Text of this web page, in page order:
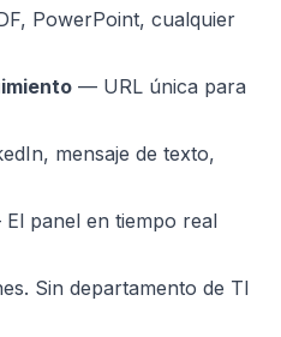
PowerPoint, cualquier
— URL única para
mensaje de texto,
panel en tiempo real
Sin departamento de TI